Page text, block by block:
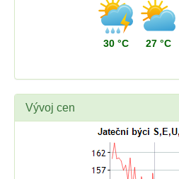
30 °C 27 °C
Vývoj cen